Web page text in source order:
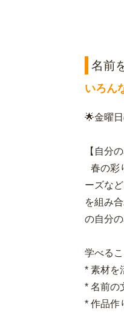
名前
いろん
🌟金曜
【自分
春の彩
ーズな
を組み
の自分
学べるこ
* 素材を
* 名前の
* 作品作